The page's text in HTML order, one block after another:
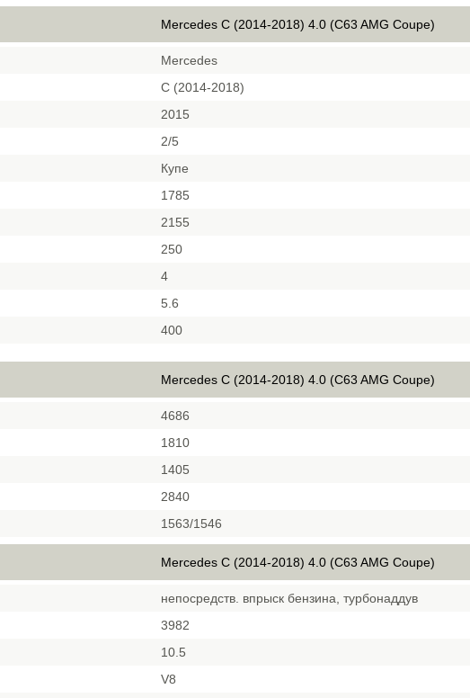
Mercedes C (2014-2018) 4.0 (C63 AMG Coupe)
Mercedes
C (2014-2018)
2015
2/5
Купе
1785
2155
250
4
5.6
400
Mercedes C (2014-2018) 4.0 (C63 AMG Coupe)
4686
1810
1405
2840
1563/1546
Mercedes C (2014-2018) 4.0 (C63 AMG Coupe)
непосредств. впрыск бензина, турбонаддув
3982
10.5
V8